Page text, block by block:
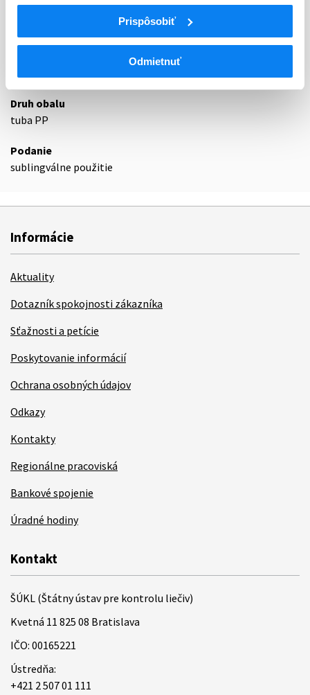
Prispôsobiť
Odmietnuť
Druh obalu
tuba PP
Podanie
sublingválne použitie
Informácie
Aktuality
Dotazník spokojnosti zákazníka
Sťažnosti a petície
Poskytovanie informácií
Ochrana osobných údajov
Odkazy
Kontakty
Regionálne pracoviská
Bankové spojenie
Úradné hodiny
Kontakt
ŠÚKL (Štátny ústav pre kontrolu liečiv)
Kvetná 11 825 08 Bratislava
IČO: 00165221
Ústredňa:
+421 2 507 01 111